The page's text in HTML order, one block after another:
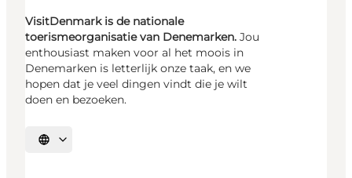
VisitDenmark is de nationale
toerismeorganisatie van Denemarken. Jou
enthousiast maken voor al het moois in
Denemarken is letterlijk onze taak, en we
hopen dat je veel dingen vindt die je wilt
doen en bezoeken.
Selecteer taal